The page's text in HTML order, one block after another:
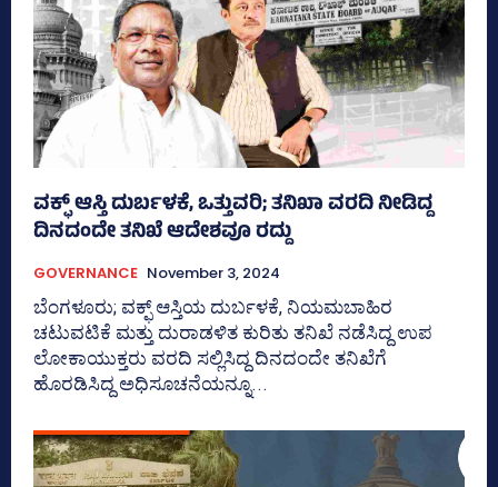
ವಕ್ಫ್‌ ಆಸ್ತಿ ದುರ್ಬಳಕೆ, ಒತ್ತುವರಿ; ತನಿಖಾ ವರದಿ ನೀಡಿದ್ದ
ದಿನದಂದೇ ತನಿಖೆ ಆದೇಶವೂ ರದ್ದು
GOVERNANCE November 3, 2024
ಬೆಂಗಳೂರು; ವಕ್ಫ್‌ ಆಸ್ತಿಯ ದುರ್ಬಳಕೆ, ನಿಯಮಬಾಹಿರ
ಚಟುವಟಿಕೆ ಮತ್ತು ದುರಾಡಳಿತ ಕುರಿತು ತನಿಖೆ ನಡೆಸಿದ್ದ ಉಪ
ಲೋಕಾಯುಕ್ತರು ವರದಿ ಸಲ್ಲಿಸಿದ್ದ ದಿನದಂದೇ ತನಿಖೆಗೆ
ಹೊರಡಿಸಿದ್ದ ಅಧಿಸೂಚನೆಯನ್ನೂ...